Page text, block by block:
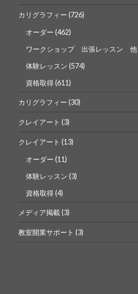
カリグラフィー (726)
オーダー (462)
ワークショップ 出張レッスン 他
体験レッスン (574)
資格取得(611)
カリグラフィー (30)
クレイアート (3)
クレイアート (13)
オーダー (11)
体験レッスン (3)
資格取得(4)
メディア掲載 (3)
教室開業サポート (3)